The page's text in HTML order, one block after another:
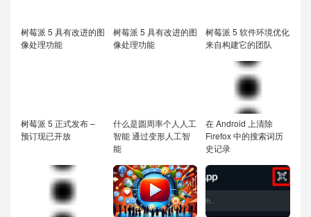
树莓派 5 具有改进的图
像处理功能
树莓派 5 具有改进的图
像处理功能
树莓派 5 软件环境优化
来自构建它的团队
树莓派 5 正式发布 –
预订现已开放
什么是圆周率个人人工
智能 通过变形人工智
能
在 Android 上清除
Firefox 中的搜索词历
史记录